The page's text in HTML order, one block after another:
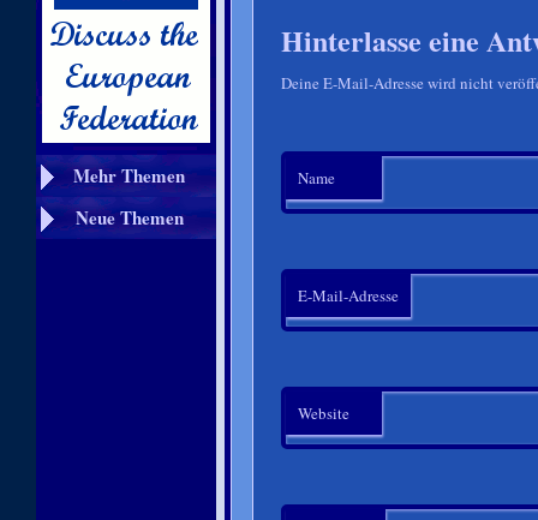
Mehr Themen
Neue Themen
Hinterlasse eine
Deine E-Mail-Adresse wird nicht
Name
E-Mail-Adresse
Website